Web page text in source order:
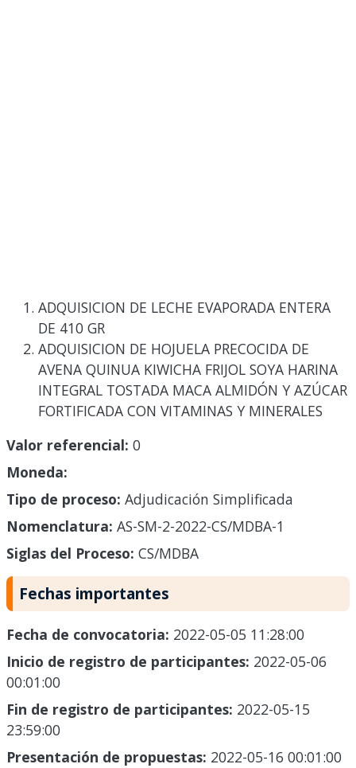
ADQUISICION DE LECHE EVAPORADA ENTERA
DE 410 GR
ADQUISICION DE HOJUELA PRECOCIDA DE
AVENA QUINUA KIWICHA FRIJOL SOYA HARINA
INTEGRAL TOSTADA MACA ALMIDÓN Y AZÚCAR
FORTIFICADA CON VITAMINAS Y MINERALES
Valor referencial: 0
Moneda:
Tipo de proceso: Adjudicación Simplificada
Nomenclatura: AS-SM-2-2022-CS/MDBA-1
Siglas del Proceso: CS/MDBA
Fechas importantes
Fecha de convocatoria: 2022-05-05 11:28:00
Inicio de registro de participantes: 2022-05-06
00:01:00
Fin de registro de participantes: 2022-05-15
23:59:00
Presentación de propuestas: 2022-05-16 00:01:00